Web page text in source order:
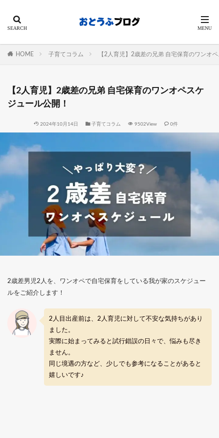
HOME 子育てコラム 【2人育児】2歳差の兄弟 自宅保育のワンオ
【2人育児】2歳差の兄弟 自宅保育のワンオペスケ
ジュール公開！
2024年10月14日 子育てコラム 9502View 0件
2歳差男児2人を、ワンオペで自宅保育をしている我が家のスケジュー
ルをご紹介します！
2人目出産前は、2人育児に対して不安な気持ちがあり
ました。
実際に始まってみると試行錯誤の日々で、悩みも尽き
ません。
同じ境遇の方など、少しでも参考になることがあると
嬉しいです♪